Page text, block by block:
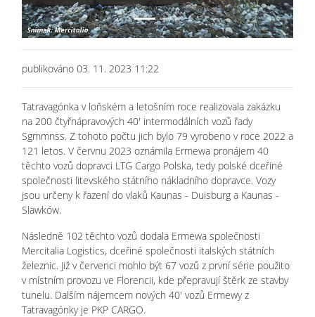
publikováno 03. 11. 2023 11:22
Tatravagónka v loňském a letošním roce realizovala zakázku
na 200 čtyřnápravových 40' intermodálních vozů řady
Sgmmnss. Z tohoto počtu jich bylo 79 vyrobeno v roce 2022 a
121 letos. V červnu 2023 oznámila Ermewa pronájem 40
těchto vozů dopravci LTG Cargo Polska, tedy polské dceřiné
společnosti litevského státního nákladního dopravce. Vozy
jsou určeny k řazení do vlaků Kaunas - Duisburg a Kaunas -
Slawków.
Následně 102 těchto vozů dodala Ermewa společnosti
Mercitalia Logistics, dceřiné společnosti italských státních
železnic. Již v červenci mohlo být 67 vozů z první série použito
v místním provozu ve Florencii, kde přepravují štěrk ze stavby
tunelu. Dalším nájemcem nových 40' vozů Ermewy z
Tatravagónky je PKP CARGO.